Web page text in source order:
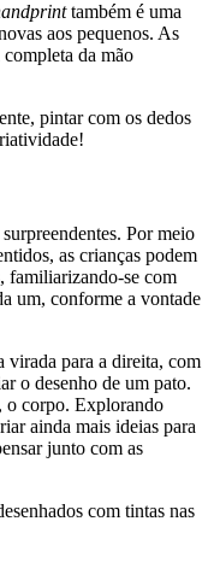
também é uma
aos pequenos. As
completa da mão
pintar com os dedos
Por meio
as crianças podem
familiarizando-se com
um, conforme a vontade
virada para a direita, com
o desenho de um pato.
o corpo. Explorando
ainda mais ideias para
junto com as